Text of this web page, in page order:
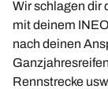
Wir schlagen dir
mit deinem
nach deinen
Rennstrecke